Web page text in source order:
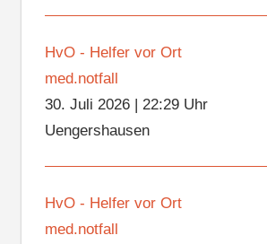
HvO - Helfer vor Ort
med.notfall
30. Juli 2026| 22:29 Uhr
Uengershausen
HvO - Helfer vor Ort
med.notfall